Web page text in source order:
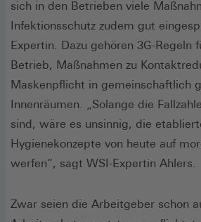
sich in den Betrieben viele
Infektionsschutz zudem gut
Expertin. Dazu gehören 3G-Regeln
Betrieb, Maßnahmen zu
Maskenpflicht in gemeinschaftlich
Innenräumen. „Solange die
sind, wäre es unsinnig, die
Hygienekonzepte von heute auf
werfen“, sagt WSI-Expertin Ahlers.
Zwar seien die Arbeitgeber schon